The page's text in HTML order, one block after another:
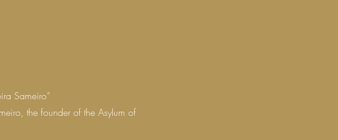
Sameiro”
the founder of the Asylum of